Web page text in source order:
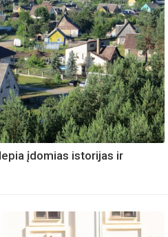
įdomias istorijas ir